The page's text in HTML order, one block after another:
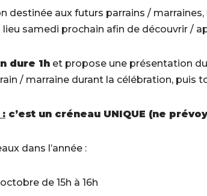
destinée aux futurs parrains /
lieu samedi prochain afin de découvrir /
dure 1h et propose une présentation
/ marraine durant la célébration, puis
: c’est un créneau UNIQUE (ne
dans l’année :
de 15h à 16h